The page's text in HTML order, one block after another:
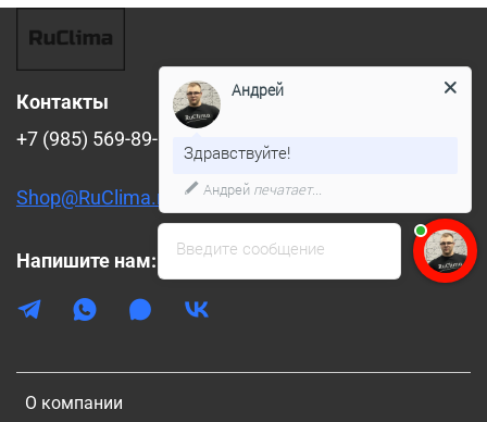
О компании
Контакты
+7 (985) 569-89-88
Shop@RuClima.ru
Напишите нам:
Введите сообщение
Андрей
Здравствуйте!
Андрей печатает...